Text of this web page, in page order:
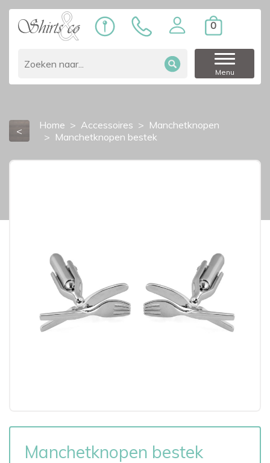
0
Menu
< Home Accessoires
Manchetknopen
Manchetknopen bestek
Manchetknopen bestek